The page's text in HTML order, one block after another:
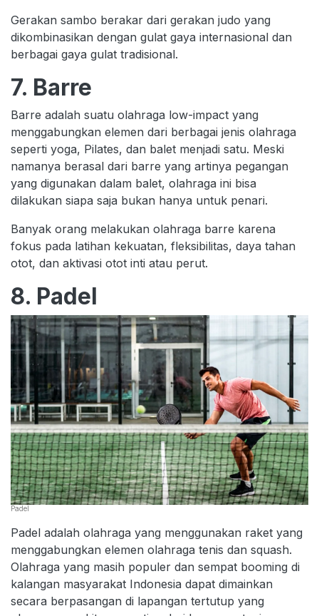
Gerakan sambo berakar dari gerakan judo yang
dikombinasikan dengan gulat gaya internasional dan
berbagai gaya gulat tradisional.
7. Barre
Barre adalah suatu olahraga low-impact yang
menggabungkan elemen dari berbagai jenis olahraga
seperti yoga, Pilates, dan balet menjadi satu. Meski
namanya berasal dari barre yang artinya pegangan
yang digunakan dalam balet, olahraga ini bisa
dilakukan siapa saja bukan hanya untuk penari.
Banyak orang melakukan olahraga barre karena
fokus pada latihan kekuatan, fleksibilitas, daya tahan
otot, dan aktivasi otot inti atau perut.
8. Padel
Padel
Padel adalah olahraga yang menggunakan raket yang
menggabungkan elemen olahraga tenis dan squash.
Olahraga yang masih populer dan sempat booming di
kalangan masyarakat Indonesia dapat dimainkan
secara berpasangan di lapangan tertutup yang